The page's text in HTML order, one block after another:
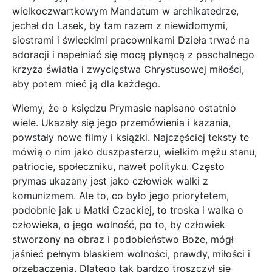
wielkoczwartkowym Mandatum w archikatedrze,
jechał do Lasek, by tam razem z niewidomymi,
siostrami i świeckimi pracownikami Dzieła trwać na
adoracji i napełniać się mocą płynącą z paschalnego
krzyża światła i zwycięstwa Chrystusowej miłości,
aby potem mieć ją dla każdego.
Wiemy, że o księdzu Prymasie napisano ostatnio
wiele. Ukazały się jego przemówienia i kazania,
powstały nowe filmy i książki. Najczęściej teksty te
mówią o nim jako duszpasterzu, wielkim mężu stanu,
patriocie, społeczniku, nawet polityku. Często
prymas ukazany jest jako człowiek walki z
komunizmem. Ale to, co było jego priorytetem,
podobnie jak u Matki Czackiej, to troska i walka o
człowieka, o jego wolność, po to, by człowiek
stworzony na obraz i podobieństwo Boże, mógł
jaśnieć pełnym blaskiem wolności, prawdy, miłości i
przebaczenia. Dlatego tak bardzo troszczył się